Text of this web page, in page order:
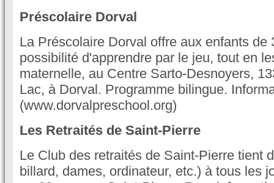
Préscolaire Dorval
La Préscolaire Dorval offre aux enfants de
possibilité d'apprendre par le jeu, tout en
maternelle, au Centre Sarto-Desnoyers,
Lac, à Dorval. Programme bilingue.
(www.dorvalpreschool.org)
Les Retraités de Saint-Pierre
Le Club des retraités de Saint-Pierre tient
billard, dames, ordinateur, etc.) à tous les